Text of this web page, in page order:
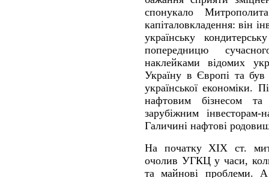
спонукало
капіталовкладення: він
українську
попередницю
наклейками відомих
Україну в Європі та
української економіки.
нафтовим бізнесом
зарубіжним
Галичині нафтові
На початку ХІХ ст.
очолив УГКЦ у часи,
та майнові проблеми.